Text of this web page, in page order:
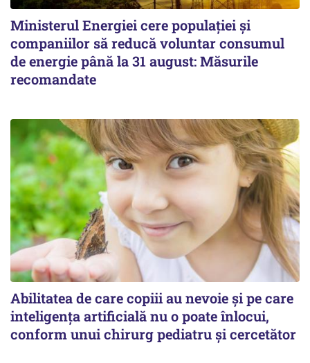
Ministerul Energiei cere populației și
companiilor să reducă voluntar consumul
de energie până la 31 august: Măsurile
recomandate
Abilitatea de care copiii au nevoie și pe care
inteligența artificială nu o poate înlocui,
conform unui chirurg pediatru și cercetător